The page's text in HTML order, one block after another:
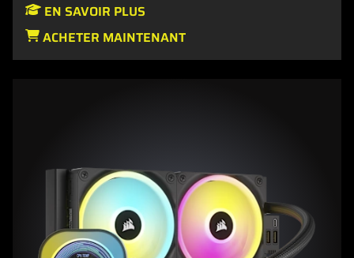
EN SAVOIR PLUS
ACHETER MAINTENANT